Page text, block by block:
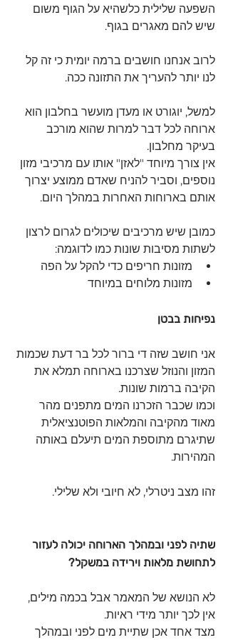
השפעה שלילית כלשהיא על הגוף משום
שיש להם מאגרים בגוף.
לרוב אנחנו חושבים ברמה יומית כי זה קל
לנו יותר להעריך את התזונה ככה.
למשל, יוגורט או מעדן מועשר בחלבון הוא
ארוחה לכל דבר למרות שהוא מורכב
בעיקר מחלבון.
אין צורך מיוחד "לאזן" אותו עם מרכיבי מזון
נוספים, וסביר להניח שאדם ממוצע יצרוך
אותם בארוחות האחרות במהלך היום.
כמובן שיש מרכיבים שיכולים לגרום לרצון
לשתות מסיבות שונות כמו לדוגמה:
מזונות חריפים כדי להקל על הפה
מזונות מלוחים במיוחד
נפיחות בבטן
אני חושב שזה די ברור לכל בר דעת שכמות
המזון והנוזל שצרכנו בארוחה תמלא את
הקיבה ברמות שונות.
וכמו שכבר הזכרנו המים מתפנים מהר
מאוד מהקיבה והמלאות הפוטנציאלית
שתיגרם מתוספת המים תיעלם באותה
המהירות.
זהו מצב ניטרלי, לא חיובי ולא שלילי.
שתיה לפני ובמהלך הארוחה יכולה לעזור
לתחושת מלאות וירידה במשקל?
לא הנושא של המאמר אבל בכמה מילים,
אין לכך יותר מידי ראיות.
מצד אחד אכן שתיית מים לפני ובמהלך